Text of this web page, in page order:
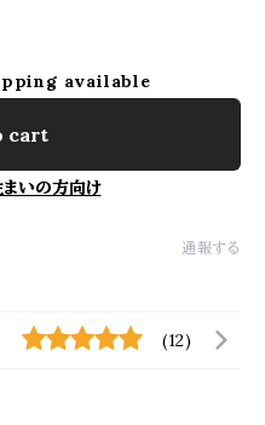
available
cart
いの方向け
通報する
(12)